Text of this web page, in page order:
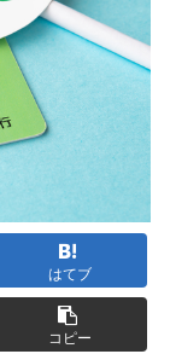
はてブ
コピー